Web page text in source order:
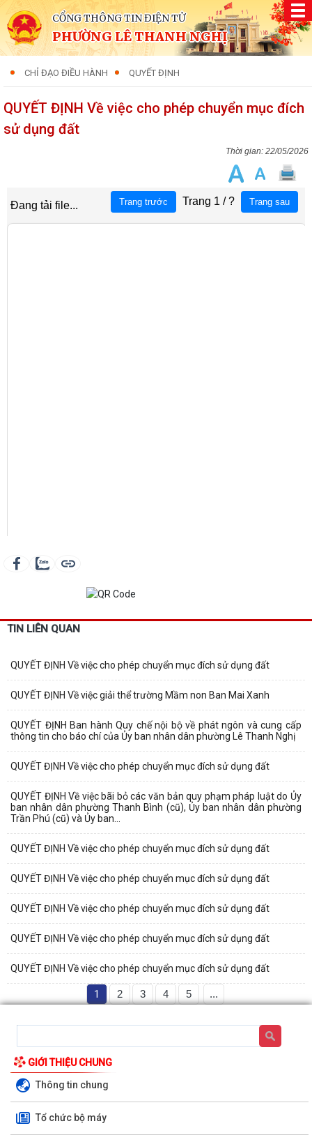
CỔNG THÔNG TIN ĐIỆN TỬ
PHƯỜNG LÊ THANH NGHỊ
CHỈ ĐẠO ĐIỀU HÀNH QUYẾT ĐỊNH
QUYẾT ĐỊNH Về việc cho phép chuyển mục đích
sử dụng đất
22/05/2026
TIN LIÊN QUAN
QUYẾT ĐỊNH Về việc cho phép chuyển mục đích sử dụng đất
QUYẾT ĐỊNH Về việc giải thể trường Mầm non Ban Mai Xanh
QUYẾT ĐỊNH Ban hành Quy chế nội bộ về phát ngôn và cung cấp
thông tin cho báo chí của Ủy ban nhân dân phường Lê Thanh Nghị
QUYẾT ĐỊNH Về việc cho phép chuyển mục đích sử dụng đất
QUYẾT ĐỊNH Về việc bãi bỏ các văn bản quy phạm pháp luật do Ủy
ban nhân dân phường Thanh Bình (cũ), Ủy ban nhân dân phường
Trần Phú (cũ) và Ủy ban...
QUYẾT ĐỊNH Về việc cho phép chuyển mục đích sử dụng đất
QUYẾT ĐỊNH Về việc cho phép chuyển mục đích sử dụng đất
QUYẾT ĐỊNH Về việc cho phép chuyển mục đích sử dụng đất
QUYẾT ĐỊNH Về việc cho phép chuyển mục đích sử dụng đất
QUYẾT ĐỊNH Về việc cho phép chuyển mục đích sử dụng đất
1 2 3 4 5 ...
GIỚI THIỆU CHUNG
Thông tin chung
Tổ chức bộ máy